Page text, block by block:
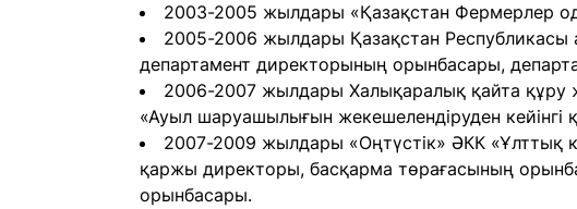
2003-2005 жылдары «Қазақстан Фермерлер
2005-2006 жылдары Қазақстан Республикасы
департамент директорының орынбасары,
2006-2007 жылдары Халықаралық қайта құру
«Ауыл шаруашылығын жекешелендіруден кейінгі
2007-2009 жылдары «Оңтүстік» ӘКК «Ұлттық
қаржы директоры, басқарма төрағасының
орынбасары.